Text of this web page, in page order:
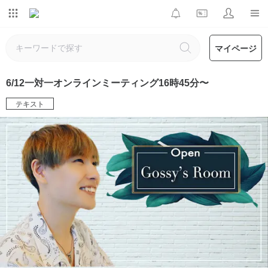
マイページ
6/12一対一オンラインミーティング16時45分〜
テキスト